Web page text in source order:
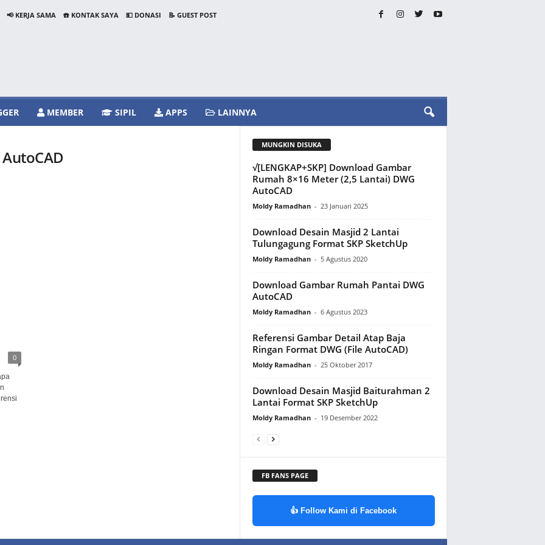
📢 KERJA SAMA ☎️ KONTAK SAYA 💵 DONASI
📝 GUEST POST
MEMBER SIPIL APPS LAINNYA
0
MUNGKIN DISUKA
√[LENGKAP+SKP] Download Gambar
Rumah 8×16 Meter (2,5 Lantai) DWG
AutoCAD
Moldy Ramadhan - 23 Januari 2025
Download Desain Masjid 2 Lantai
Tulungagung Format SKP SketchUp
Moldy Ramadhan - 5 Agustus 2020
Download Gambar Rumah Pantai DWG
AutoCAD
Moldy Ramadhan - 6 Agustus 2023
Referensi Gambar Detail Atap Baja
Ringan Format DWG (File AutoCAD)
Moldy Ramadhan - 25 Oktober 2017
Download Desain Masjid Baiturahman 2
Lantai Format SKP SketchUp
Moldy Ramadhan - 19 Desember 2022
FB FANS PAGE
👍 Follow Kami di Facebook